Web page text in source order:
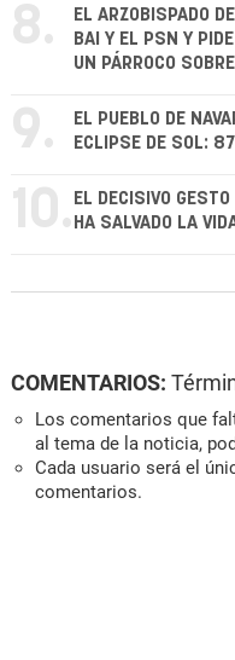
8.
EL ARZOBISPADO
BAI Y EL PSN Y
UN PÁRROCO
9.
EL PUEBLO DE
ECLIPSE DE SOL:
10. EL DECISIVO
HA SALVADO LA
COMENTARIOS:
Los comentarios que
al tema de la noticia,
Cada usuario será el
comentarios.